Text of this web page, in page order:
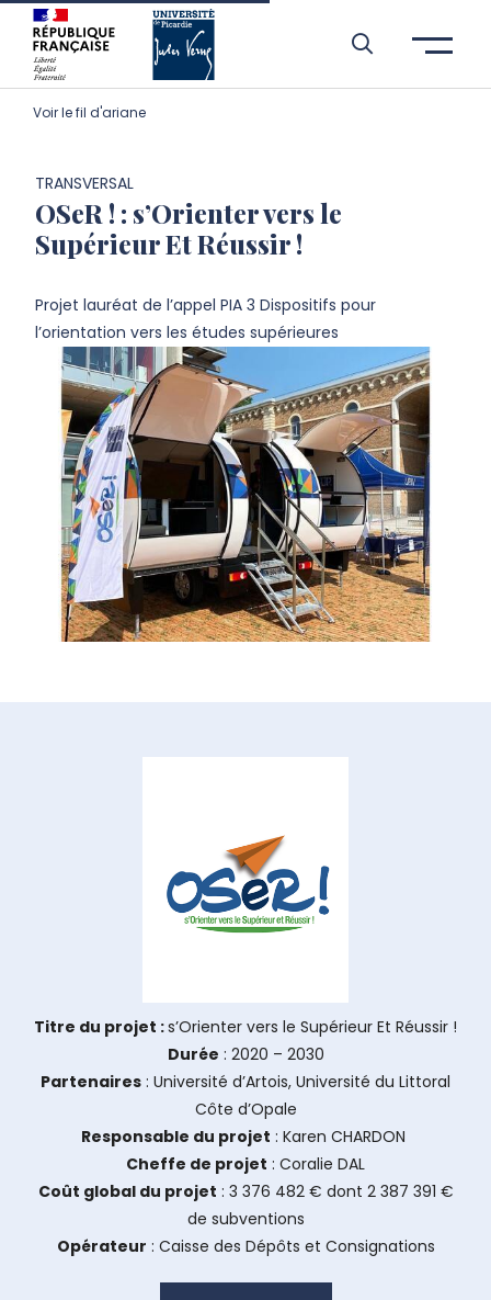
Aller à l’entête de page
Aller au menu principale
Aller au contenu principal
Aller à la recherche
Passer aux cookies
Aller au pied de page
Voir le fil d'ariane
TRANSVERSAL
OSeR ! : s’Orienter vers le
Supérieur Et Réussir !
Projet lauréat de l’appel PIA 3 Dispositifs pour
l’orientation vers les études supérieures
Titre du projet :s’Orienter vers le Supérieur Et Réussir !
Durée : 2020 – 2030
Partenaires : Université d’Artois, Université du Littoral
Côte d’Opale
Responsable du projet : Karen CHARDON
Cheffe de projet : Coralie DAL
Coût global du projet : 3 376 482 € dont 2 387 391 €
de subventions
Opérateur : Caisse des Dépôts et Consignations